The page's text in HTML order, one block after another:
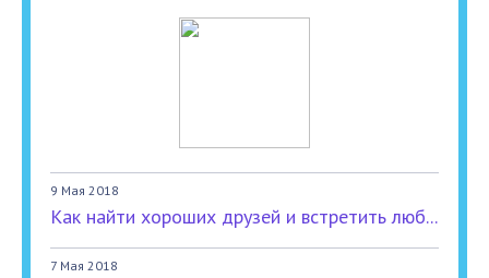
9 Мая 2018
Как найти хороших друзей и встретить люб...
7 Мая 2018